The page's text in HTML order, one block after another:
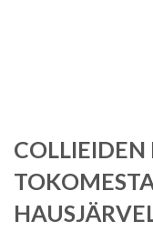
COLLIEIDEN